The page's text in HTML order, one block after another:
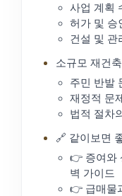
사업 계획
허가 및 승
건설 및 관
소규모 재건
주민 반발
재정적 문
법적 절차
🔗 같이보면
👉 증여와
벽 가이드
👉 급매물